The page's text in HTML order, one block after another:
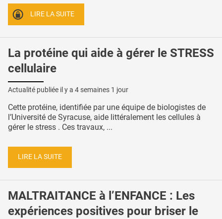
LIRE LA SUITE
La protéine qui aide à gérer le STRESS
cellulaire
Actualité publiée il y a 4 semaines 1 jour
Cette protéine, identifiée par une équipe de biologistes de
l’Université de Syracuse, aide littéralement les cellules à
gérer le stress . Ces travaux, ...
LIRE LA SUITE
MALTRAITANCE à l’ENFANCE : Les
expériences positives pour briser le